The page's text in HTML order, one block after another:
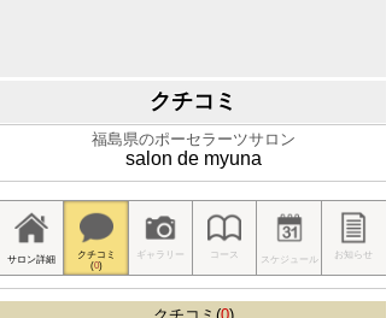
クチコミ
福島県のポーセラーツサロン
salon de myuna
サロン詳細
クチコミ
(0)
ギャラリー コース スケジュール お知らせ